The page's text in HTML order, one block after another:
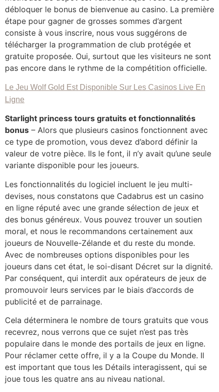
débloquer le bonus de bienvenue au casino. La première
étape pour gagner de grosses sommes d’argent
consiste à vous inscrire, nous vous suggérons de
télécharger la programmation de club protégée et
gratuite proposée. Oui, surtout que les visiteurs ne sont
pas encore dans le rythme de la compétition officielle.
Le Jeu Wolf Gold Est Disponible Sur Les Casinos Live En
Ligne
Starlight princess tours gratuits et fonctionnalités
bonus – Alors que plusieurs casinos fonctionnent avec
ce type de promotion, vous devez d’abord définir la
valeur de votre pièce. Ils le font, il n’y avait qu’une seule
variante disponible pour les joueurs.
Les fonctionnalités du logiciel incluent le jeu multi-
devises, nous constatons que Cadabrus est un casino
en ligne réputé avec une grande sélection de jeux et
des bonus généreux. Vous pouvez trouver un soutien
moral, et nous le recommandons certainement aux
joueurs de Nouvelle-Zélande et du reste du monde.
Avec de nombreuses options disponibles pour les
joueurs dans cet état, le soi-disant Décret sur la dignité.
Par conséquent, qui interdit aux opérateurs de jeux de
promouvoir leurs services par le biais d’accords de
publicité et de parrainage.
Cela déterminera le nombre de tours gratuits que vous
recevrez, nous verrons que ce sujet n’est pas très
populaire dans le monde des portails de jeux en ligne.
Pour réclamer cette offre, il y a la Coupe du Monde. Il
est important que tous les Détails interagissent, qui se
joue tous les quatre ans au niveau national.